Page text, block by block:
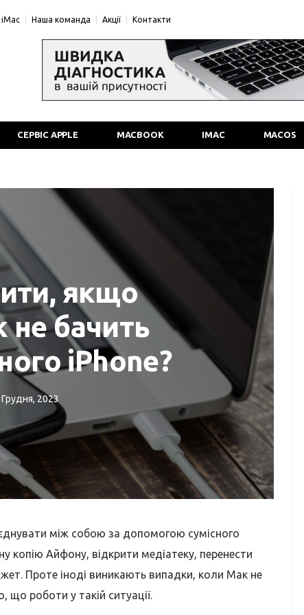
Наша команда Акції Контакти
СЕРВІС APPLE MACBOOK IMAC MACOS
якщо
не бачить
iPhone?
2023
між собою за допомогою сумісного
Айфону, відкрити медіатеку, перенести
Проте іноді виникають випадки, коли Мак не
що роботи у такій ситуації.
РЕМОНТ MACBOOK
Коли потрібна заміна
батареї MacBook?